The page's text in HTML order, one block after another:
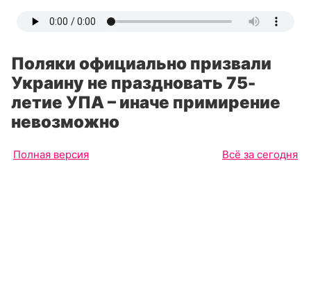
Поляки официально призвали
Украину не праздновать 75-
летие УПА – иначе примирение
невозможно
Полная версия Всё за сегодня